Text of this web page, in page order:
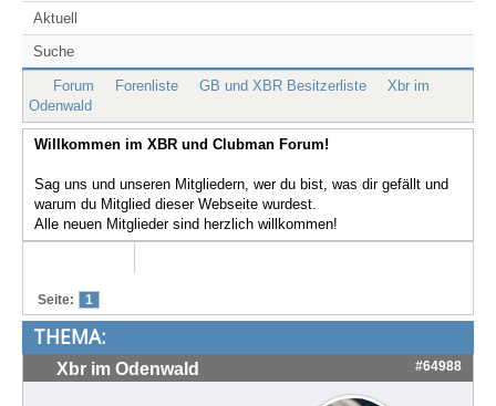
Technik
Forum
Treffen & Touren
Cafe-Ecke
Aktuell
Suche
Forum Forenliste GB und XBR Besitzerliste
Xbr im
Odenwald
Willkommen im XBR und Clubman Forum!
Sag uns und unseren Mitgliedern, wer du bist, was dir gefällt und
warum du Mitglied dieser Webseite wurdest.
Alle neuen Mitglieder sind herzlich willkommen!
Seite: 1
THEMA:
Xbr im Odenwald #64988